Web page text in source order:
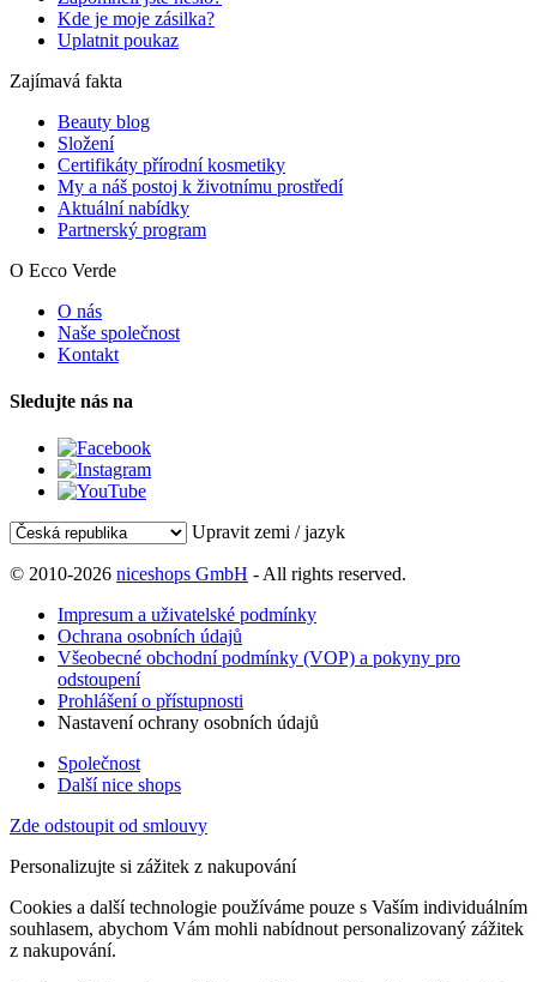
Kde je moje zásilka?
Uplatnit poukaz
Zajímavá fakta
Beauty blog
Složení
Certifikáty přírodní kosmetiky
My a náš postoj k životnímu prostředí
Aktuální nabídky
Partnerský program
O Ecco Verde
O nás
Naše společnost
Kontakt
Sledujte nás na
Upravit zemi / jazyk
© 2010-2026 niceshops GmbH - All rights reserved.
Impresum a uživatelské podmínky
Ochrana osobních údajů
Všeobecné obchodní podmínky (VOP) a pokyny pro
odstoupení
Prohlášení o přístupnosti
Nastavení ochrany osobních údajů
Společnost
Další nice shops
Zde odstoupit od smlouvy
Personalizujte si zážitek z nakupování
Cookies a další technologie používáme pouze s Vaším individuálním
souhlasem, abychom Vám mohli nabídnout personalizovaný zážitek
z nakupování.